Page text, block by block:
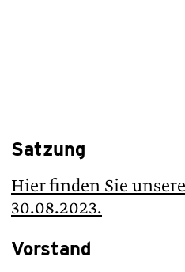
Satzung
Hier finden Sie
30.08.2023.
Vorstand